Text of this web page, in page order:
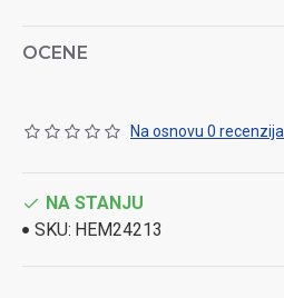
OCENE
Na osnovu 0 recenzija.
NA STANJU
SKU: HEM24213